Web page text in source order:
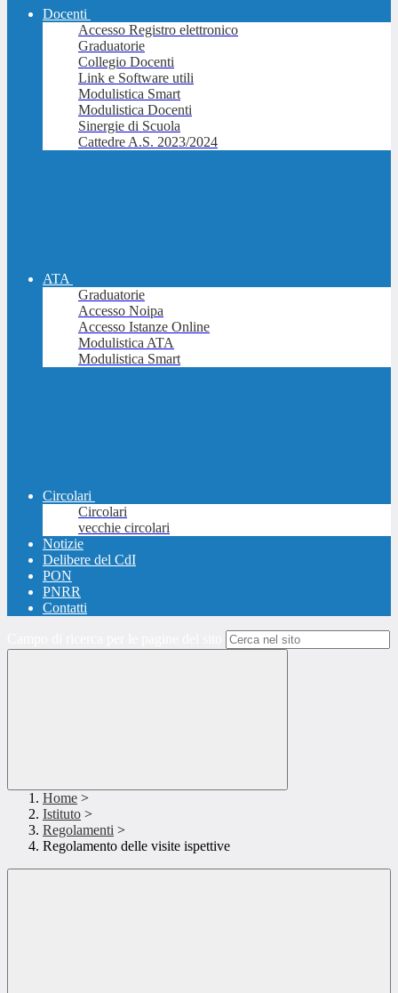
Docenti
Accesso Registro elettronico
Graduatorie
Collegio Docenti
Link e Software utili
Modulistica Smart
Modulistica Docenti
Sinergie di Scuola
Cattedre A.S. 2023/2024
ATA
Graduatorie
Accesso Noipa
Accesso Istanze Online
Modulistica ATA
Modulistica Smart
Circolari
Circolari
vecchie circolari
Notizie
Delibere del CdI
PON
PNRR
Contatti
Home >
Istituto >
Regolamenti >
Regolamento delle visite ispettive